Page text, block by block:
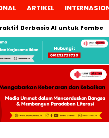
ARTIKEL
Berbasis AI untuk